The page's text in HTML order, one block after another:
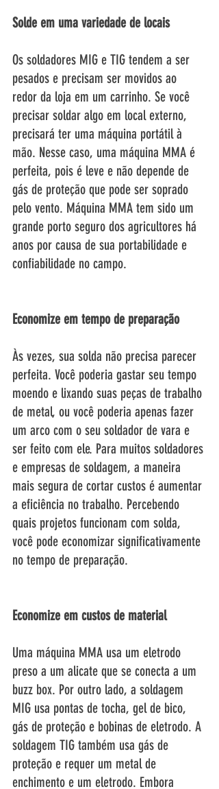
Solde em uma variedade de locais
Os soldadores MIG e TIG tendem a ser
pesados e precisam ser movidos ao
redor da loja em um carrinho. Se você
precisar soldar algo em local externo,
precisará ter uma máquina portátil à
mão. Nesse caso, uma máquina MMA é
perfeita, pois é leve e não depende de
gás de proteção que pode ser soprado
pelo vento. Máquina MMA tem sido um
grande porto seguro dos agricultores há
anos por causa de sua portabilidade e
confiabilidade no campo.
Economize em tempo de preparação
Às vezes, sua solda não precisa parecer
perfeita. Você poderia gastar seu tempo
moendo e lixando suas peças de trabalho
de metal, ou você poderia apenas fazer
um arco com o seu soldador de vara e
ser feito com ele. Para muitos soldadores
e empresas de soldagem, a maneira
mais segura de cortar custos é aumentar
a eficiência no trabalho. Percebendo
quais projetos funcionam com solda,
você pode economizar significativamente
no tempo de preparação.
Economize em custos de material
Uma máquina MMA usa um eletrodo
preso a um alicate que se conecta a um
buzz box. Por outro lado, a soldagem
MIG usa pontas de tocha, gel de bico,
gás de proteção e bobinas de eletrodo. A
soldagem TIG também usa gás de
proteção e requer um metal de
enchimento e um eletrodo. Embora